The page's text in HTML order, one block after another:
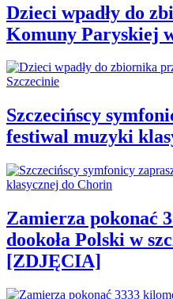
Dzieci wpadły do
Komuny Paryskiej
Szczecińscy
festiwal muzyki
Zamierza pokonać
dookoła Polski w
[ZDJĘCIA]